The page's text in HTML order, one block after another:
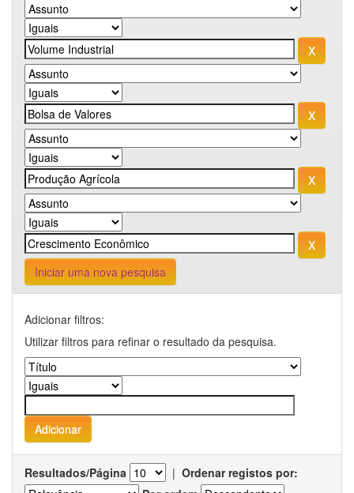
Iniciar uma nova pesquisa
Adicionar filtros:
Utilizar filtros para refinar o resultado da pesquisa.
Resultados/Página | Ordenar registos por: